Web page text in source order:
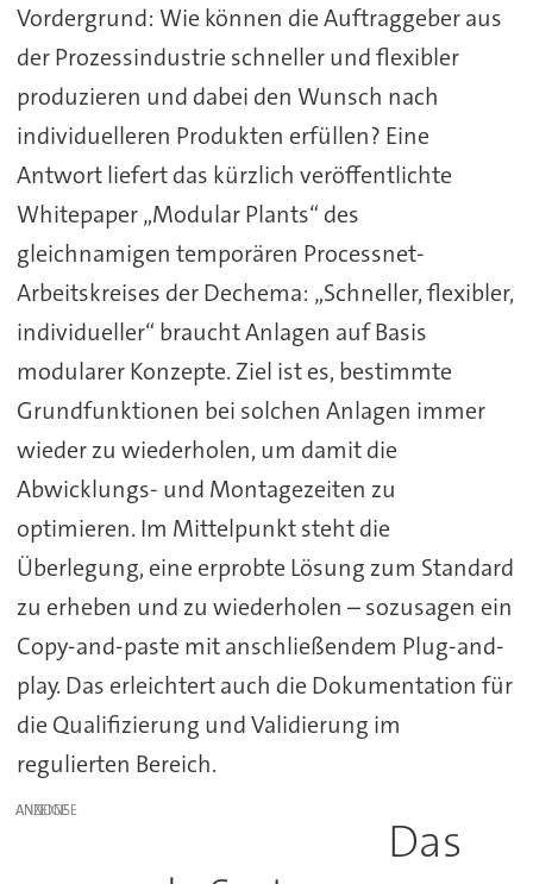
Vordergrund: Wie können die Auftraggeber aus
der Prozessindustrie schneller und flexibler
produzieren und dabei den Wunsch nach
individuelleren Produkten erfüllen? Eine
Antwort liefert das kürzlich veröffentlichte
Whitepaper „Modular Plants“ des
gleichnamigen temporären Processnet-
Arbeitskreises der Dechema: „Schneller, flexibler,
individueller“ braucht Anlagen auf Basis
modularer Konzepte. Ziel ist es, bestimmte
Grundfunktionen bei solchen Anlagen immer
wieder zu wiederholen, um damit die
Abwicklungs- und Montagezeiten zu
optimieren. Im Mittelpunkt steht die
Überlegung, eine erprobte Lösung zum Standard
zu erheben und zu wiederholen – sozusagen ein
Copy-and-paste mit anschließendem Plug-and-
play. Das erleichtert auch die Dokumentation für
die Qualifizierung und Validierung im
regulierten Bereich.
ANZEIGE
Das